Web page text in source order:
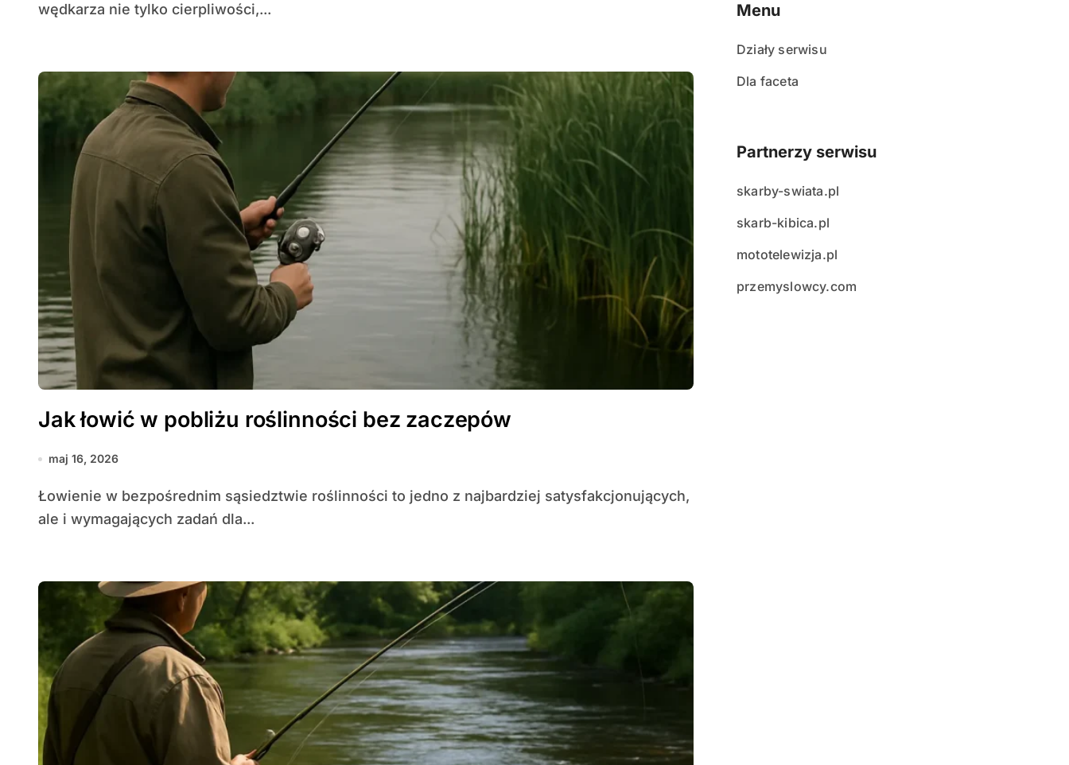
wędkarza nie tylko cierpliwości,...
Jak łowić w pobliżu roślinności bez zaczepów
maj 16, 2026
Łowienie w bezpośrednim sąsiedztwie roślinności to jedno z najbardziej satysfakcjonujących,
ale i wymagających zadań dla...
Menu
Działy serwisu
Dla faceta
Partnerzy serwisu
skarby-swiata.pl
skarb-kibica.pl
mototelewizja.pl
przemyslowcy.com